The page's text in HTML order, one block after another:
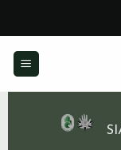
content